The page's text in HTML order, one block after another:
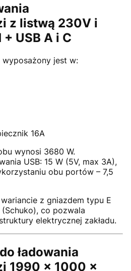
z listwą 230V i
USB A i C
wyposażony jest w:
16A
wynosi 3680 W.
USB: 15 W (5V, max 3A),
obu portów – 7,5
z gniazdem typu E
co pozwala
elektrycznej zakładu.
ładowania
1990 × 1000 ×